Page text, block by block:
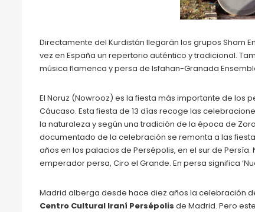
Directamente del Kurdistán llegarán los grupos Sham
vez en España un repertorio auténtico y tradicional.
música flamenca y persa de Isfahan-Granada
El Noruz (Nowrooz) es la fiesta más importante de los
Cáucaso. Esta fiesta de 13 días recoge las
la naturaleza y según una tradición de la época de
documentado de la celebración se remonta a las
años en los palacios de Persépolis, en el sur de
emperador persa, Ciro el Grande. En persa significa
Madrid alberga desde hace diez años la celebración
Centro Cultural Iraní Persépolis de Madrid. Pero